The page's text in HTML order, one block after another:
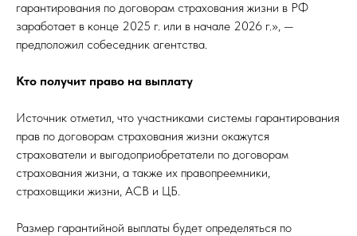
гарантирования по договорам страхования жизни в РФ
заработает в конце 2025 г. или в начале 2026 г.», —
предположил собеседник агентства.
Кто получит право на выплату
Источник отметил, что участниками системы гарантирования
прав по договорам страхования жизни окажутся
страхователи и выгодоприобретатели по договорам
страхования жизни, а также их правопреемники,
страховщики жизни, АСВ и ЦБ.
Размер гарантийной выплаты будет определяться по